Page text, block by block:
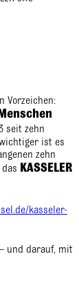
Vorzeichen:
seit zehn
ist es
zehn
KASSELER
kasseler-
und darauf, mit